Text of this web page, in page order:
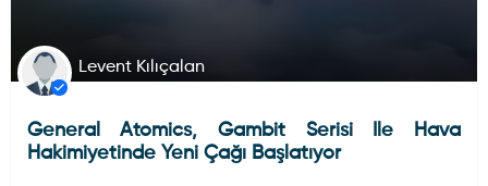
Levent Kılıçalan
General Atomics, Gambit Serisi Ile Hava
Hakimiyetinde Yeni Çağı Başlatıyor